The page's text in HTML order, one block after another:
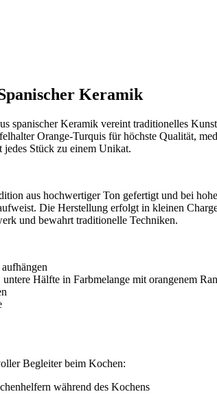
Keramik
spanischer Keramik vereint traditionelles
Orange-Turquis für höchste Qualität,
Stück zu einem Unikat.
aus hochwertiger Ton gefertigt und bei
Die Herstellung erfolgt in kleinen
und bewahrt traditionelle Techniken.
Hälfte in Farbmelange mit orangenem
Begleiter beim Kochen:
während des Kochens